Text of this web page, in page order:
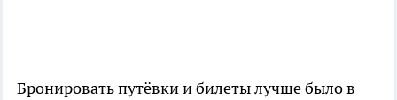
Бронировать путёвки и билеты лучше было в